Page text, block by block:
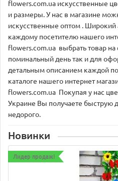
flowers.com.ua искусственные
и размеры. У нас в магазине
искусственные оптом . Широкий
каждому посетителю нашего
flowers.com.ua выбрать товар на
поминальный день так и для
детальным описанием каждой
каталоге нашего интернет
flowers.com.ua Покупая у нас
Украине Вы получаете быструю
недорого.
Новинки
Лидер продаж!